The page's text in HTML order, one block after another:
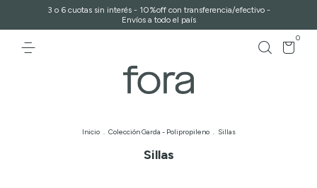
3 o 6 cuotas sin interés - 10%off con transferencia/efectivo -
Envíos a todo el país
0
Inicio . Colección Garda - Polipropileno . Sillas
Sillas